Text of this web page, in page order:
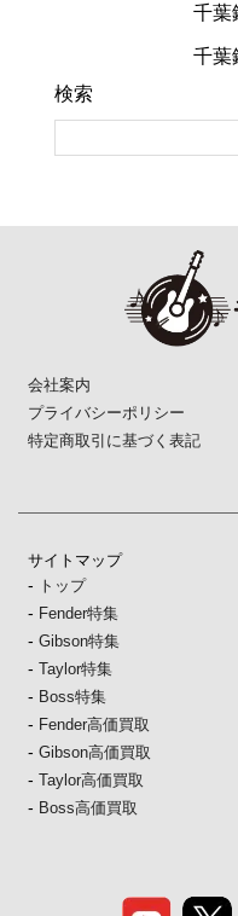
千葉
千葉
検索
会社案内
プライバシーポリシー
特定商取引に基づく表記
サイトマップ
- トップ
- Fender特集
-Gibson特集
-Taylor特集
- Boss特集
- Fender高価買取
-Gibson高価買取
-Taylor高価買取
- Boss高価買取